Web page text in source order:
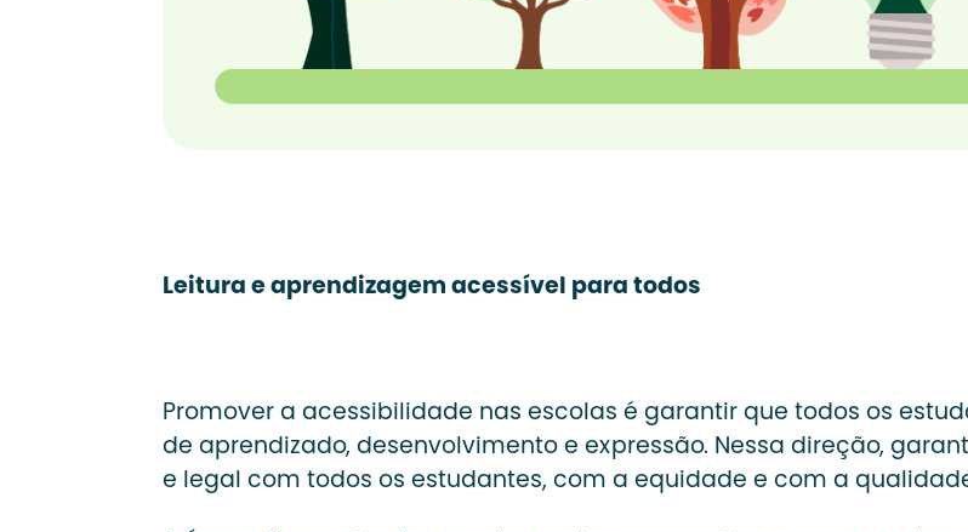
Leitura e aprendizagem acessível para todos
Promover a acessibilidade nas escolas é garantir que todos os
de aprendizado, desenvolvimento e expressão. Nessa direção,
e legal com todos os estudantes, com a equidade e com a